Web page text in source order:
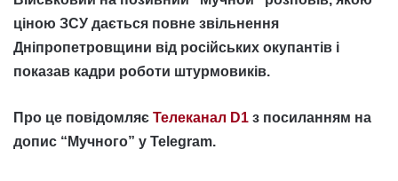
ціною ЗСУ дається повне звільнення
Дніпропетровщини від російських окупантів і
показав кадри роботи штурмовиків.
Про це повідомляє Телеканал D1 з посиланням на
допис “Мучного” у Telegram.